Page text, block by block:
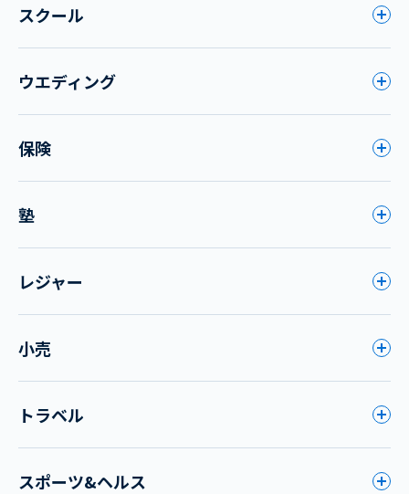
スクール
ウエディング
保険
塾
レジャー
小売
トラベル
スポーツ&ヘルス